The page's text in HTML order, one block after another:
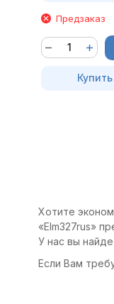
Предзаказ
Хотите
«Elm327rus»
У нас вы
Если Вам